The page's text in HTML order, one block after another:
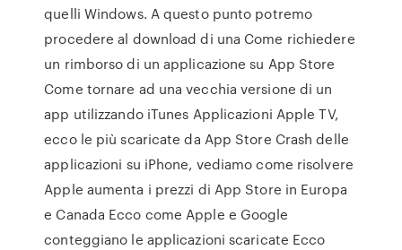
quelli Windows. A questo punto potremo
procedere al download di una Come richiedere
un rimborso di un applicazione su App Store
Come tornare ad una vecchia versione di un
app utilizzando iTunes Applicazioni Apple TV,
ecco le più scaricate da App Store Crash delle
applicazioni su iPhone, vediamo come risolvere
Apple aumenta i prezzi di App Store in Europa
e Canada Ecco come Apple e Google
conteggiano le applicazioni scaricate Ecco